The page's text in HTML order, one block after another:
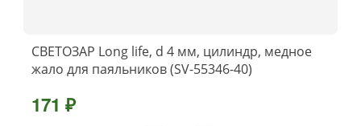
СВЕТОЗАР Long life, d 4 мм, цилиндр, медное
жало для паяльников (SV-55346-40)
171 ₽